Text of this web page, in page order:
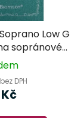
Low G
DPH